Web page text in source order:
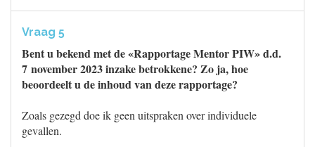
Vraag 5
Bent u bekend met de «Rapportage Mentor PIW» d.d.
7 november 2023 inzake betrokkene? Zo ja, hoe
beoordeelt u de inhoud van deze rapportage?
Zoals gezegd doe ik geen uitspraken over individuele
gevallen.